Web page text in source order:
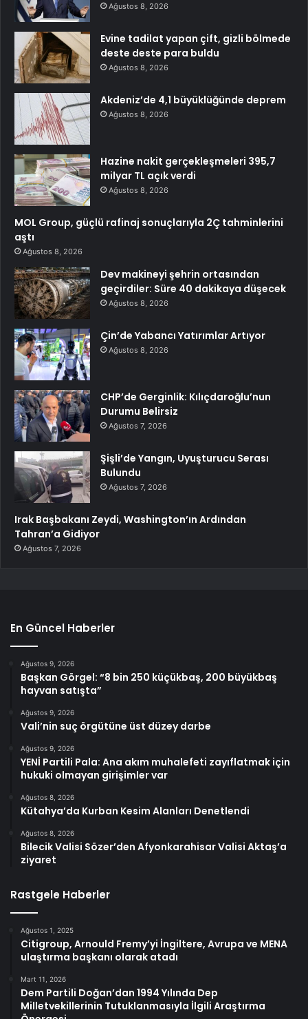
Ağustos 8, 2026
Evine tadilat yapan çift, gizli bölmede
deste deste para buldu
Ağustos 8, 2026
Akdeniz’de 4,1 büyüklüğünde deprem
Ağustos 8, 2026
Hazine nakit gerçekleşmeleri 395,7
milyar TL açık verdi
Ağustos 8, 2026
MOL Group, güçlü rafinaj sonuçlarıyla 2Ç tahminlerini
aştı
Ağustos 8, 2026
Dev makineyi şehrin ortasından
geçirdiler: Süre 40 dakikaya düşecek
Ağustos 8, 2026
Çin’de Yabancı Yatırımlar Artıyor
Ağustos 8, 2026
CHP’de Gerginlik: Kılıçdaroğlu’nun
Durumu Belirsiz
Ağustos 7, 2026
Şişli’de Yangın, Uyuşturucu Serası
Bulundu
Ağustos 7, 2026
Irak Başbakanı Zeydi, Washington’ın Ardından
Tahran’a Gidiyor
Ağustos 7, 2026
En Güncel Haberler
Ağustos 9, 2026
Başkan Görgel: “8 bin 250 küçükbaş, 200 büyükbaş
hayvan satışta”
Ağustos 9, 2026
Vali’nin suç örgütüne üst düzey darbe
Ağustos 9, 2026
YENİ Partili Pala: Ana akım muhalefeti zayıflatmak için
hukuki olmayan girişimler var
Ağustos 8, 2026
Kütahya’da Kurban Kesim Alanları Denetlendi
Ağustos 8, 2026
Bilecik Valisi Sözer’den Afyonkarahisar Valisi Aktaş’a
ziyaret
Rastgele Haberler
Ağustos 1, 2025
Citigroup, Arnould Fremy’yi İngiltere, Avrupa ve MENA
ulaştırma başkanı olarak atadı
Mart 11, 2026
Dem Partili Doğan’dan 1994 Yılında Dep
Milletvekillerinin Tutuklanmasıyla İlgili Araştırma